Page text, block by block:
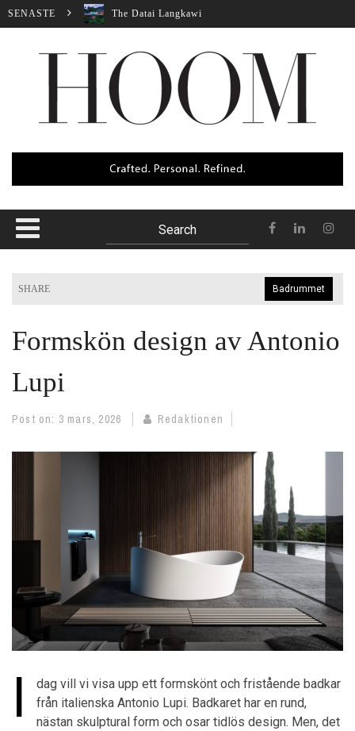
SENASTE
The Datai Langkawi
Itama 62
Oak Pass House
Maserati MC20 Notte
SHARE Badrummet
Formskön design av Antonio
Lupi
Post on: 3 mars, 2026 Redaktionen
I
dag vill vi visa upp ett formskönt och fristående badkar
från italienska Antonio Lupi. Badkaret har en rund,
nästan skulptural form och osar tidlös design. Men, det